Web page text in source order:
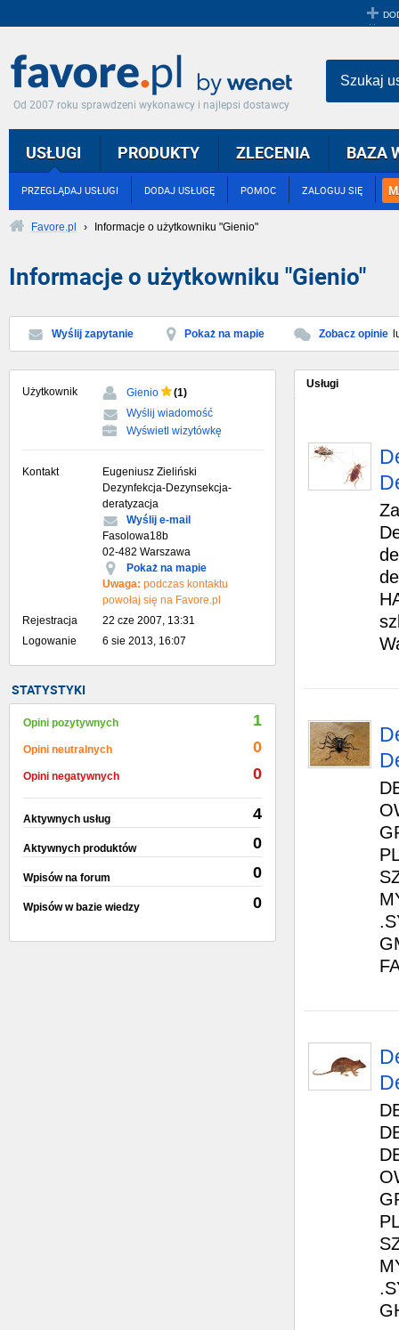
Od 2007 roku sprawdzeni wykonawcy i najlepsi dostawcy
USŁUGI
PRZEGLĄDAJ USŁUGI DODAJ USŁUGĘ POMOC ZALOGUJ SIĘ
PRODUKTY ZLECENIA BAZA
Szukaj
Favore.pl › Informacje o użytkowniku "Gienio"
Informacje o użytkowniku "Gienio"
Wyślij zapytanie Pokaż na mapie Zobacz opinie
Użytkownik Gienio
(1)
Wyślij wiadomość
Wyświetl wizytówkę
Kontakt
Eugeniusz Zieliński
Dezynfekcja-Dezynsekcja-
deratyzacja
Wyślij e-mail
Fasolowa18b
02-482 Warszawa
Pokaż na mapie
Uwaga: podczas kontaktu
powołaj się na Favore.pl
Rejestracja
22 cze 2007, 13:31
Logowanie
6 sie 2013, 16:07
STATYSTYKI
Opini pozytywnych 1
Opini neutralnych 0
Opini negatywnych 0
Aktywnych usług 4
Aktywnych produktów 0
Wpisów na forum 0
Wpisów w bazie wiedzy 0
Usługi